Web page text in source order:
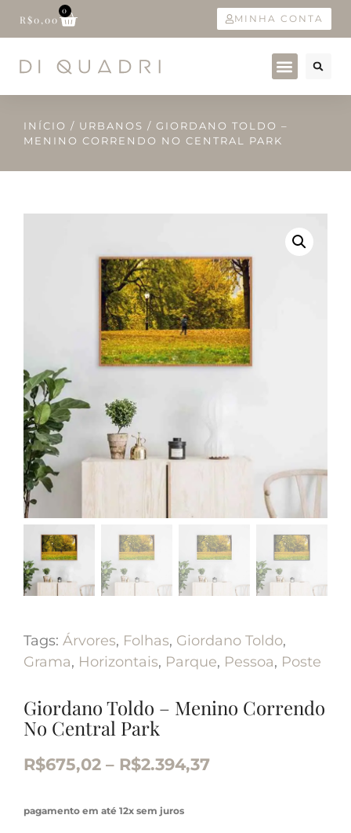
R$0,00
0
MINHA CONTA
INÍCIO / URBANOS / GIORDANO TOLDO –
MENINO CORRENDO NO CENTRAL PARK
Tags: Árvores, Folhas, Giordano Toldo,
Grama, Horizontais, Parque, Pessoa, Poste
Giordano Toldo – Menino Correndo
No Central Park
R$675,02 – R$2.394,37
pagamento em até 12x sem juros